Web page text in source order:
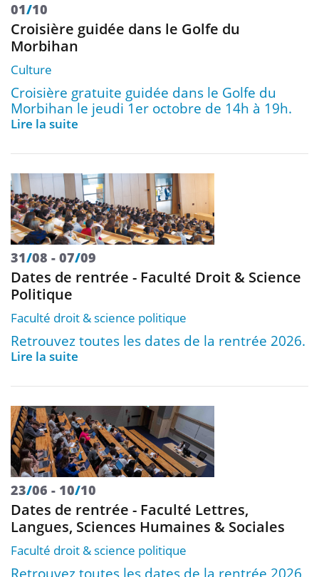
01/10
Croisière guidée dans le Golfe du
Morbihan
Culture
Croisière gratuite guidée dans le Golfe du
Morbihan le jeudi 1er octobre de 14h à 19h.
Lire la suite
31/08 07/09
Dates de rentrée - Faculté Droit & Science
Politique
Faculté droit & science politique
Retrouvez toutes les dates de la rentrée 2026.
Lire la suite
23/06 10/10
Dates de rentrée - Faculté Lettres,
Langues, Sciences Humaines & Sociales
Faculté droit & science politique